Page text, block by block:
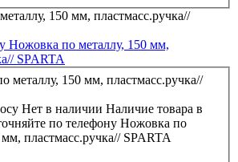
Ножовка по металлу, 150 мм,
SPARTA
Нет в наличии Наличие товара в
по телефону Ножовка по
пластмасс.ручка// SPARTA